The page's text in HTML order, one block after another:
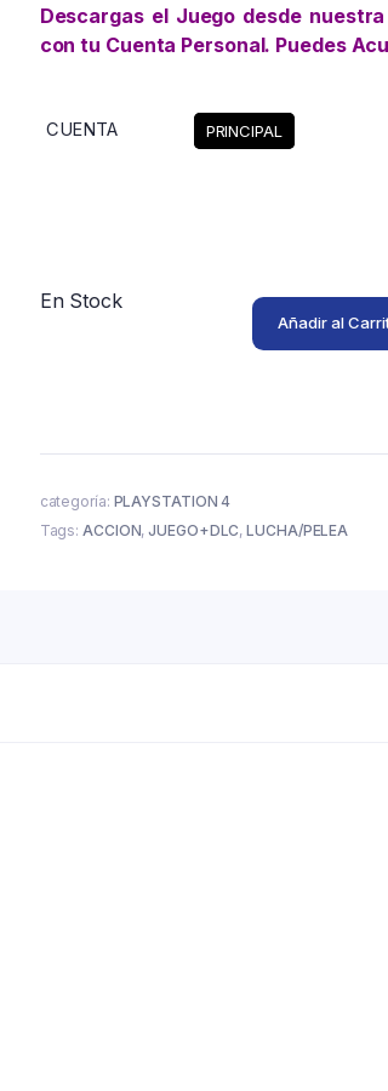
Descargas el Juego desde
con tu Cuenta Personal. Puedes
CUENTA PRINCIPAL
En Stock
Añadir al
categoría: PLAYSTATION 4
Tags:ACCION,JUEGO+DLC,LUCHA/PELEA